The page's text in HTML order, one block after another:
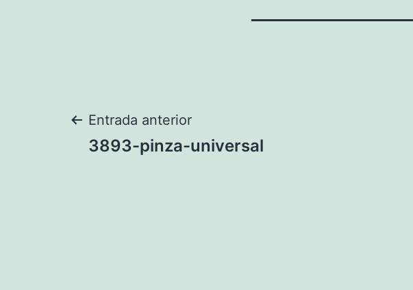
Navegación
Entrada anterior
3893-pinza-universal